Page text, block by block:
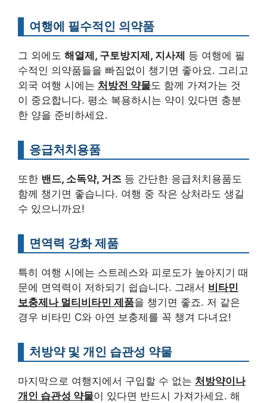
여행에 필수적인 의약품
그 외에도 해열제, 구토방지제, 지사제 등 여행에 필
수적인 의약품들을 빠짐없이 챙기면 좋아요. 그리고
외국 여행 시에는 처방전 약물도 함께 가져가는 것
이 중요합니다. 평소 복용하시는 약이 있다면 충분
한 양을 준비하세요.
응급처치용품
또한 밴드, 소독약, 거즈 등 간단한 응급처치용품도
함께 챙기면 좋습니다. 여행 중 작은 상처라도 생길
수 있으니까요!
면역력 강화 제품
특히 여행 시에는 스트레스와 피로도가 높아지기 때
문에 면역력이 저하되기 쉽습니다. 그래서 비타민
보충제나 멀티비타민 제품을 챙기면 좋죠. 저 같은
경우 비타민 C와 아연 보충제를 꼭 챙겨 다녀요!
처방약 및 개인 습관성 약물
마지막으로 여행지에서 구입할 수 없는 처방약이나
개인 습관성 약물이 있다면 반드시 가져가세요. 해